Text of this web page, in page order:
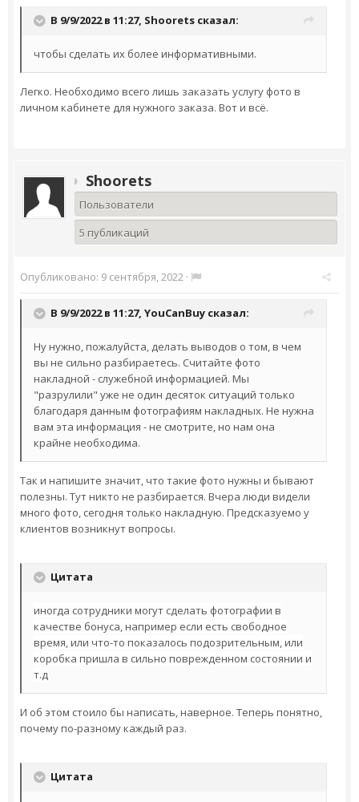
В 9/9/2022 в 11:27, Shoorets сказал:
чтобы сделать их более информативными.
Легко. Необходимо всего лишь заказать услугу фото в
личном кабинете для нужного заказа. Вот и всё.
Shoorets
Пользователи
5 публикаций
Опубликовано: 9 сентября, 2022 ·
В 9/9/2022 в 11:27, YouCanBuy сказал:
Ну нужно, пожалуйста, делать выводов о том, в чем
вы не сильно разбираетесь. Считайте фото
накладной - служебной информацией. Мы
"разрулили" уже не один десяток ситуаций только
благодаря данным фотографиям накладных. Не нужна
вам эта информация - не смотрите, но нам она
крайне необходима.
Так и напишите значит, что такие фото нужны и бывают
полезны. Тут никто не разбирается. Вчера люди видели
много фото, сегодня только накладную. Предсказуемо у
клиентов возникнут вопросы.
Цитата
иногда сотрудники могут сделать фотографии в
качестве бонуса, например если есть свободное
время, или что-то показалось подозрительным, или
коробка пришла в сильно поврежденном состоянии и
т.д
И об этом стоило бы написать, наверное. Теперь понятно,
почему по-разному каждый раз.
Цитата